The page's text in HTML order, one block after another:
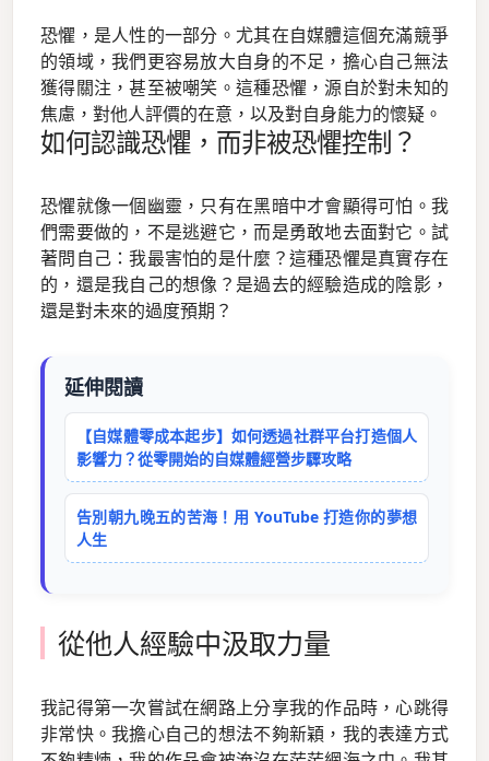
恐懼，是人性的一部分。尤其在自媒體這個充滿競爭
的領域，我們更容易放大自身的不足，擔心自己無法
獲得關注，甚至被嘲笑。這種恐懼，源自於對未知的
焦慮，對他人評價的在意，以及對自身能力的懷疑。
如何認識恐懼，而非被恐懼控制？
恐懼就像一個幽靈，只有在黑暗中才會顯得可怕。我
們需要做的，不是逃避它，而是勇敢地去面對它。試
著問自己：我最害怕的是什麼？這種恐懼是真實存在
的，還是我自己的想像？是過去的經驗造成的陰影，
還是對未來的過度預期？
延伸閱讀
【自媒體零成本起步】如何透過社群平台打造個人
影響力？從零開始的自媒體經營步驟攻略
告別朝九晚五的苦海！用 YouTube 打造你的夢想
人生
從他人經驗中汲取力量
我記得第一次嘗試在網路上分享我的作品時，心跳得
非常快。我擔心自己的想法不夠新穎，我的表達方式